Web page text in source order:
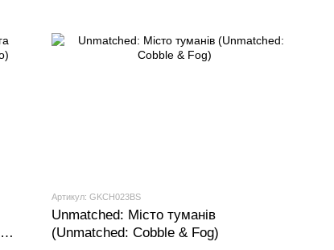
Артикул: GKCH023BS
Unmatched: Місто туманів
(Unmatched: Cobble & Fog)